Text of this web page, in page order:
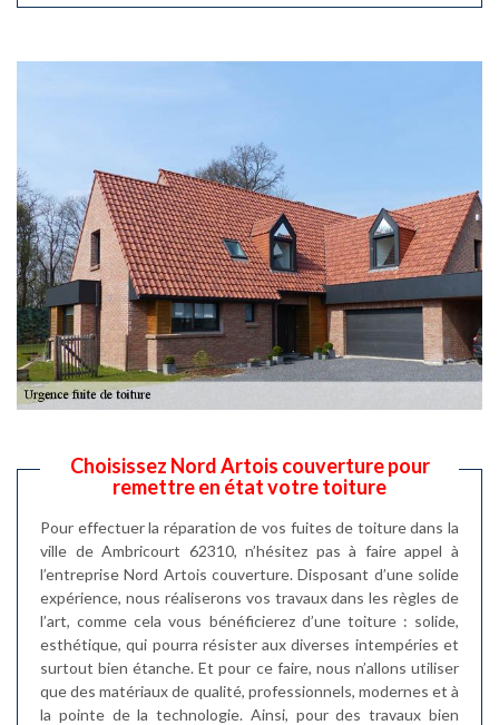
Choisissez Nord Artois couverture pour
remettre en état votre toiture
Pour effectuer la réparation de vos fuites de toiture dans la
ville de Ambricourt 62310, n’hésitez pas à faire appel à
l’entreprise Nord Artois couverture. Disposant d’une solide
expérience, nous réaliserons vos travaux dans les règles de
l’art, comme cela vous bénéficierez d’une toiture : solide,
esthétique, qui pourra résister aux diverses intempéries et
surtout bien étanche. Et pour ce faire, nous n’allons utiliser
que des matériaux de qualité, professionnels, modernes et à
la pointe de la technologie. Ainsi, pour des travaux bien